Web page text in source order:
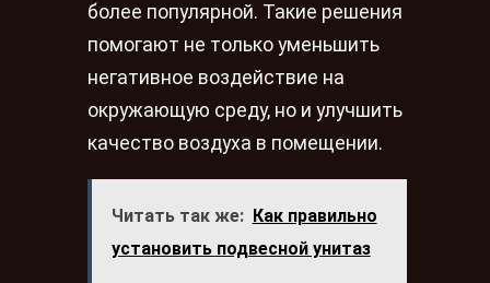
более популярной. Такие решения
помогают не только уменьшить
негативное воздействие на
окружающую среду, но и улучшить
качество воздуха в помещении.
Читать так же: Как правильно
установить подвесной унитаз